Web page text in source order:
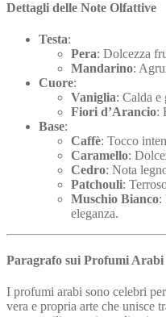
Dettagli delle Note Olfattive
Testa:
Pera: Dolcezza
Mandarino:
Cuore:
Vaniglia: Calda e
Fiori d’Arancio:
Base:
Caffè: Tocco
Caramello:
Cedro: Nota
Patchouli:
Muschio Bianco:
eleganza.
Paragrafo sui Profumi Arabi
I profumi arabi sono celebri
vera e propria arte che unisce